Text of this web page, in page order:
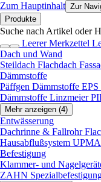
Zum Hauptinhalt Zur
Produkte
Suche nach Artikel oder
Leerer Merkzettel
Dach und Wand
Steildach Flachdach
Dämmstoffe
Päffgen Dämmstoffe EPS
Dämmstoffe Linzmeier
Mehr anzeigen (4)
Entwässerung
Dachrinne & Fallrohr
Hausabflußsystem
Befestigung
Klammer- und
ZAHN